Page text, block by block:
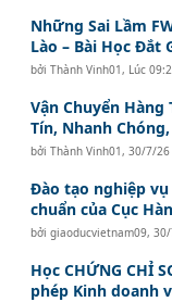
Những Sai Lầm
Lào – Bài Học Đắt
bởiThành Vinh01 , Lúc
Vận Chuyển Hàng
Tín, Nhanh
bởiThành Vinh01 ,30/7/26
Đào tạo nghiệp
chuẩn của Cục
bởigiaoducvietnam09,
Học CHỨNG CHỈ
phép Kinh doanh